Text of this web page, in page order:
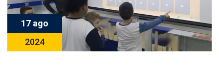
17 ago
2024